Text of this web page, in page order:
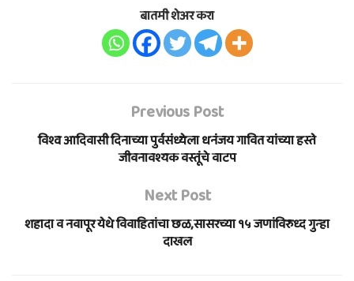
बातमी शेअर करा
Previous Post
विश्व आदिवासी दिनाच्या पुर्वसंध्येला धनंजय गावित यांच्या हस्ते
जीवनावश्यक वस्तूंचे वाटप
Next Post
शहादा व नवापूर येथे विवाहितांचा छळ,सासरच्या १५ जणांविरुध्द गुन्हा
दाखल